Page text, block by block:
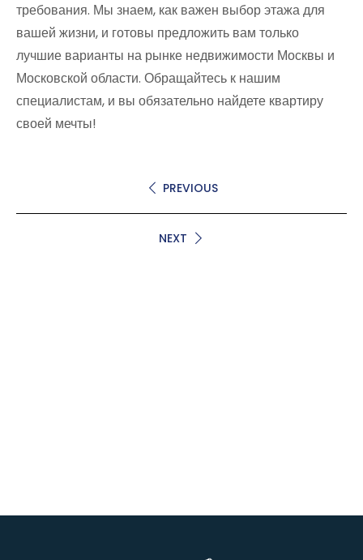
требования. Мы знаем, как важен выбор этажа для
вашей жизни, и готовы предложить вам только
лучшие варианты на рынке недвижимости Москвы и
Московской области. Обращайтесь к нашим
специалистам, и вы обязательно найдете квартиру
своей мечты!
PREVIOUS
NEXT